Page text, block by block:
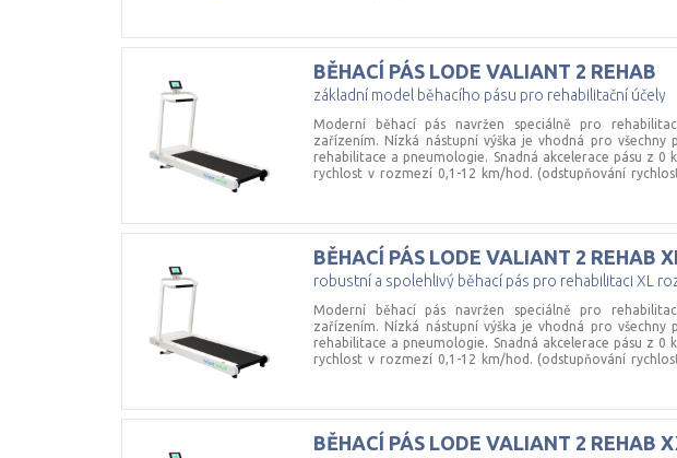
paže odděleně. Bezdrátový přenos výsledků do PC,
Přístroj lze rovněž ovládat z EKG, ergometrického nebo
snadná obsluha - spolehlivé zátěžové testy - zátěž až
klice každé 2°otáčení - speciální analýza zátěže a
a modul PFM
BĚHACÍ PÁS LODE VALIANT 2 REHAB
základní model běhacího pásu pro rehabilitační účely
Moderní běhací pás navržen speciálně pro
zařízením. Nízká nástupní výška je vhodná pro všechny
rehabilitace a pneumologie. Snadná akcelerace pásu z 0
rychlost v rozmezí 0,1-12 km/hod. (odstupňování
dotykovým displejem pro manuální řízení pásu a
Programovatelná řídicí jednotka umožňuje
již předprogramovaných. Základní charakteristika: •
bezpečnostního pásku s magnetickým kontaktem
bezpečnost pro pacienty • díky malým rozměrům krycí
běhací pás zrcadlo nebo kameru pro usnadnění
plochy: 150 × 50 cm • maximální hmotnost pacienta: 225
pás vhodný pro všechny probandy • plynulá akcelerace
pásu až 12 km/h • sklon pásu 0–25 % • řídící
kompatibilita se softwarem Lode Ergometry Manager •
kontrolu: 1× ročně – bezpečnostně-technická kontrola
BĚHACÍ PÁS LODE VALIANT 2 REHAB
robustní a spolehlivý běhací pás pro rehabilitaci XL
Moderní běhací pás navržen speciálně pro
zařízením. Nízká nástupní výška je vhodná pro všechny
rehabilitace a pneumologie. Snadná akcelerace pásu z 0
rychlost v rozmezí 0,1-12 km/hod. (odstupňování
dotykovým displejem pro manuální řízení pásu a
Programovatelná řídicí jednotka umožňuje
již předprogramovaných. Základní charakteristika: •
BĚHACÍ PÁS LODE VALIANT 2 REHAB